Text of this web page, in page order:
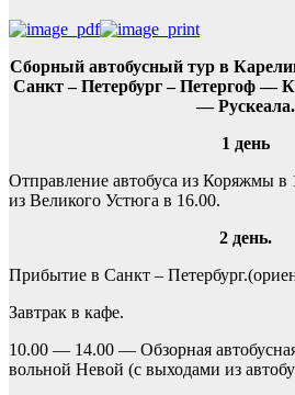
Сборный автобусный тур в
Санкт – Петербург – Петергоф —
— Рускеала.
1 день
Отправление автобуса из Коряжмы в
из Великого Устюга в 16.00.
2 день.
Прибытие в Санкт –
Завтрак в кафе.
10.00 — 14.00 — Обзорная
вольной Невой (с выходами из